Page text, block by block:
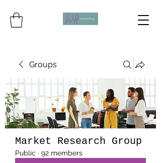
Groups
Market Research Group
Public · 92 members